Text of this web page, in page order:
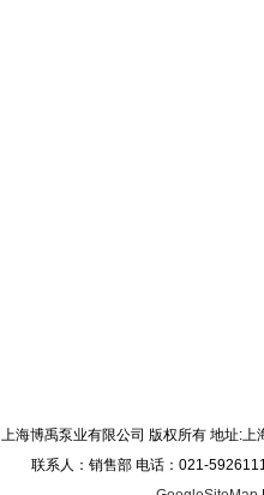
上海博禹泵业有限公司 版权所有 地址:
联系人：销售部 电话：021-